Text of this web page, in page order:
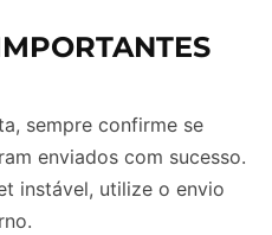
sempre confirme se
enviados com sucesso.
instável, utilize o envio